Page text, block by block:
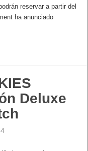
reservar a partir del
ha anunciado
Deluxe